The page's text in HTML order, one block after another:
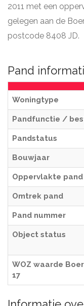
2011 met een
gelegen aan de
postcode 8408 JD.
Pand
Woningtype
Pandfunctie /
Pandstatus
Bouwjaar
Oppervlakte pand
Omtrek pand
Pand nummer
Object status
WOZ waarde
17